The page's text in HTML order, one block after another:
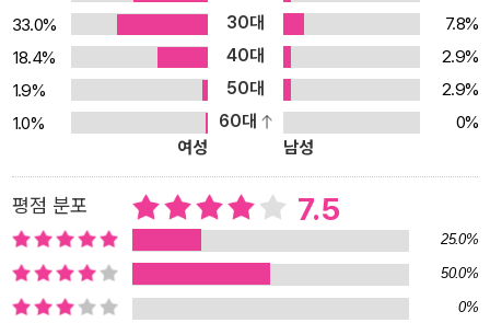
장한다. 빵이나 초콜릿처럼 우리 주변에서 쉽게 만날 수 있는 음식들
도 있는 반면, 라따뚜이나 감자포타주와 같이 영화나 소설 속에서 들
어봤음직한 다소 생소한 음식들도 등장한다. 그밖에도 오니기리, 굴
라쉬 등 그녀가 머물던 나라의 고유 음식들도 빠질 수 없다. 그 음식들
을 만들며 있었던 일들이나 함께 먹었던 사람들에 대하여, 즉, 그녀와
그녀의 음식, 그리고 그 주변의 소소한 이야기들이 맛깔나면서도 서
정적인 문체로 버무려지고 있다. 그리고 이것들을 포함한 총 90여 가
지 다채로운 이야기들은 놀라울 정도로 흥미롭다. 비행기 이륙을 기
다린다는 벗의 전화를 받고 그가 좋아하는 음식을 만들며 기다리는
시간에 대한 묘사나 어느 골목길 모퉁이에 직접 카페를 차리고 손님
33.0%
30대
7.8%
18.4%
40대
2.9%
1.9%
50대
2.9%
1.0%
60대
0%
여성
남성
평점 분포 7.5
25.0%
50.0%
0%